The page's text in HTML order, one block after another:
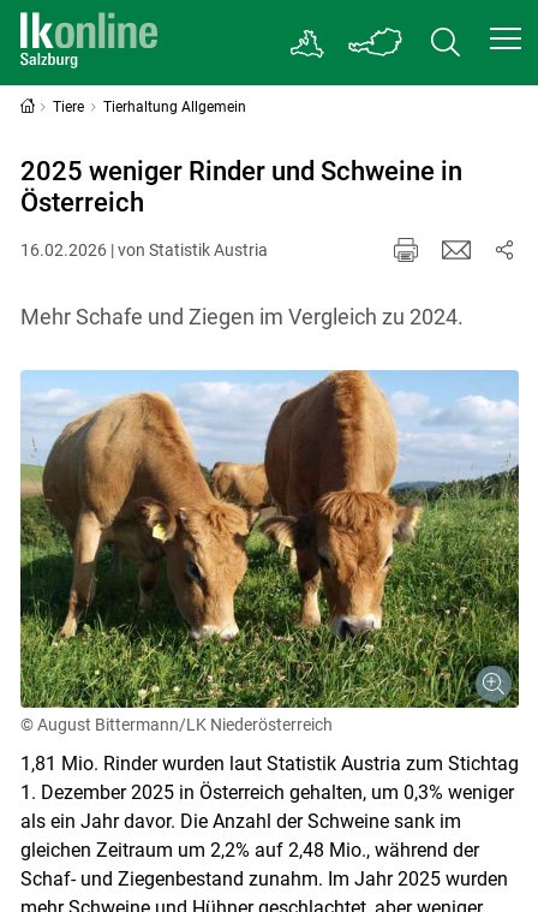
Tiere Tierhaltung Allgemein
2025 weniger Rinder und Schweine in
Österreich
16.02.2026 | von Statistik Austria
Mehr Schafe und Ziegen im Vergleich zu 2024.
© August Bittermann/LK Niederösterreich
1,81 Mio. Rinder wurden laut Statistik Austria zum Stichtag
1. Dezember 2025 in Österreich gehalten, um 0,3% weniger
als ein Jahr davor. Die Anzahl der Schweine sank im
gleichen Zeitraum um 2,2% auf 2,48 Mio., während der
Schaf- und Ziegenbestand zunahm. Im Jahr 2025 wurden
mehr Schweine und Hühner geschlachtet, aber weniger